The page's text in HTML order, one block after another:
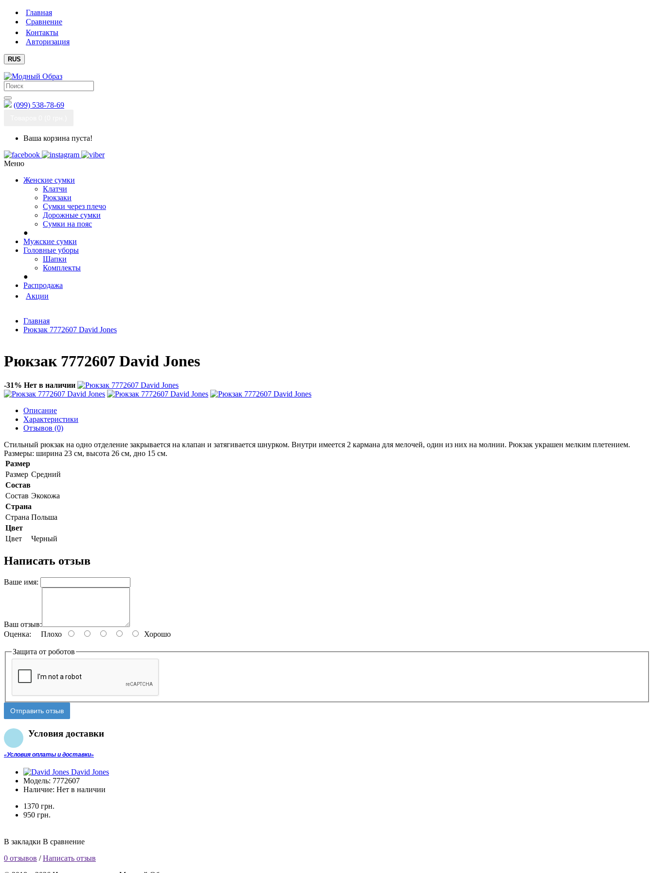
Главная
Сравнение
Контакты
Авторизация
RUS
(099) 538-78-69
Ваша корзина пуста!
Меню
Женские сумки
Клатчи
Рюкзаки
Сумки через плечо
Дорожные сумки
Сумки на пояс
●
Мужские сумки
Головные уборы
Шапки
Комплекты
●
Распродажа
Акции
Главная
Рюкзак 7772607 David Jones
Рюкзак 7772607 David Jones
-31% Нет в наличии
Описание
Характеристики
Отзывов (0)
Стильный рюкзак на одно отделение закрывается на клапан и затягивается шнурком. Внутри имеется 2 кармана для мелочей, один из них на молнии. Рюкзак украшен мелким плетением.
Размеры: ширина 23 см, высота 26 см, дно 15 см.
Размер
Размер Средний
Состав
Состав Экокожа
Страна
Страна Польша
Цвет
Цвет
Черный
Написать отзыв
Ваше имя:
Ваш отзыв:
Оценка: Плохо Хорошо
Защита от роботов
Отправить отзыв
Условия доставки
Условия оплаты и доставки
David Jones
Модель: 7772607
Наличие: Нет в наличии
1370 грн.
950 грн.
В закладки В сравнение
0 отзывов /Написать отзыв